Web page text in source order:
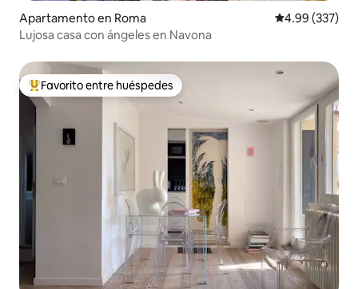
Apartamento en Roma Calificación
4.99 (337)
Lujosa casa con ángeles en Navona
Favorito entre huéspedes preferido
Favorito entre huéspedes